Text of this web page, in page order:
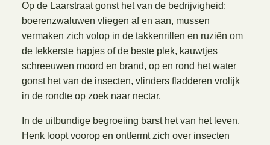
Op de Laarstraat gonst het van de bedrijvigheid:
boerenzwaluwen vliegen af en aan, mussen
vermaken zich volop in de takkenrillen en ruziën om
de lekkerste hapjes of de beste plek, kauwtjes
schreeuwen moord en brand, op en rond het water
gonst het van de insecten, vlinders fladderen vrolijk
in de rondte op zoek naar nectar.
In de uitbundige begroeiing barst het van het leven.
Henk loopt voorop en ontfermt zich over insecten